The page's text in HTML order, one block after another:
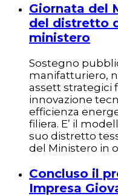
Giornata del
del distretto
ministero
Sostegno
manifatturiero,
assett strategici
innovazione
efficienza
filiera. E’ il
suo distretto
del Ministero in
Concluso il
Impresa